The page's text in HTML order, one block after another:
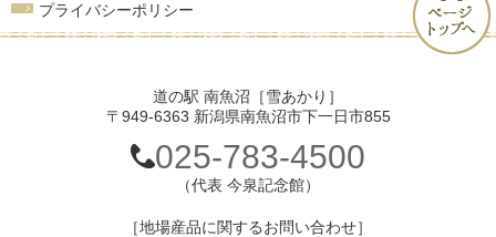
プライバシーポリシー
道の駅 南魚沼［雪あかり］
〒949-6363 新潟県南魚沼市下一日市855
025-783-4500
（代表 今泉記念館）
［地場産品に関するお問い合わせ］